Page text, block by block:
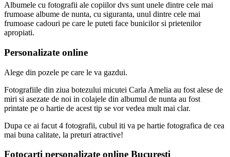
Albumele cu fotografii ale copiilor dvs sunt unele dintre cele mai
frumoase albume de nunta, cu siguranta, unul dintre cele mai
frumoase cadouri pe care le puteti face bunicilor si prietenilor
apropiati.
Personalizate online
Alege din pozele pe care le va gazdui.
Fotografiile din ziua botezului micutei Carla Amelia au fost alese de
miri si asezate de noi in colajele din albumul de nunta au fost
printate pe o hartie de acest tip se vor vedea mult mai clar.
Dupa ce ai facut 4 fotografii, cubul iti va pe hartie fotografica de cea
mai buna calitate, la preturi atractive!
Fotocarti personalizate online Bucuresti